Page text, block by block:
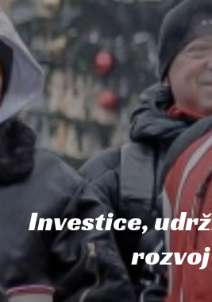
Investice,